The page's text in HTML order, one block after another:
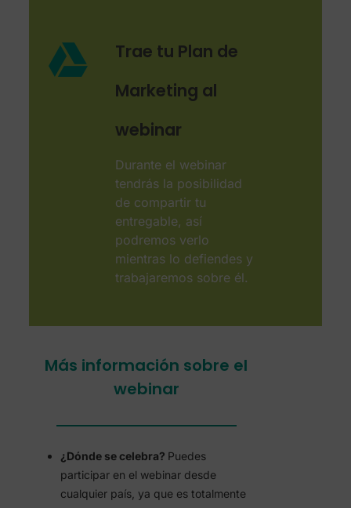
Trae tu Plan de
Marketing al
webinar
Durante el webinar
tendrás la posibilidad
de compartir tu
entregable, así
podremos verlo
mientras lo defiendes y
trabajaremos sobre él.
Más información sobre el
webinar
¿Dónde se celebra? Puedes
participar en el webinar desde
cualquier país, ya que es totalmente